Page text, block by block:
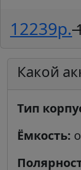
12239р.
Какой
Тип
Ёмкость: